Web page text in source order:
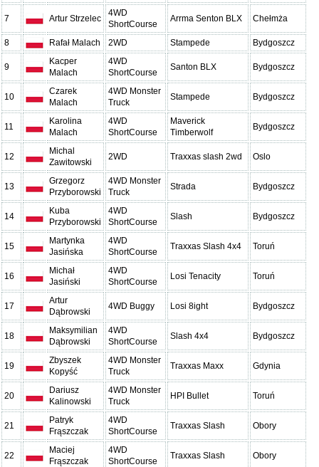
7 Artur Strzelec
4WD
ShortCourse
Arrma Senton BLX Chełmża
8 Rafał Malach 2WD Stampede Bydgoszcz
9
Kacper
Malach
4WD
ShortCourse
Santon BLX Bydgoszcz
10
Czarek
Malach
4WD Monster
Truck
Stampede Bydgoszcz
11
Karolina
Malach
4WD
ShortCourse
Maverick
Timberwolf
Bydgoszcz
12
Michal
Zawitowski
2WD Traxxas slash 2wd Oslo
13
Grzegorz
Przyborowski
4WD Monster
Truck
Strada Bydgoszcz
14
Kuba
Przyborowski
4WD
ShortCourse
Slash Bydgoszcz
15
Martynka
Jasińska
4WD
ShortCourse
Traxxas Slash 4x4 Toruń
16
Michał
Jasiński
4WD
ShortCourse
Losi Tenacity Toruń
17
Artur
Dąbrowski
4WD Buggy Losi 8ight Bydgoszcz
18
Maksymilian
Dąbrowski
4WD
ShortCourse
Slash 4x4 Bydgoszcz
19
Zbyszek
Kopyść
4WD Monster
Truck
Traxxas Maxx Gdynia
20
Dariusz
Kalinowski
4WD Monster
Truck
HPI Bullet Toruń
21
Patryk
Frąszczak
4WD
ShortCourse
Traxxas Slash Obory
22
Maciej
Frąszczak
4WD
ShortCourse
Traxxas Slash Obory